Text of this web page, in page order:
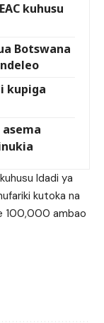
kuhusu
Botswana
kupiga
Idadi ya
kutoka na
100,000 ambao